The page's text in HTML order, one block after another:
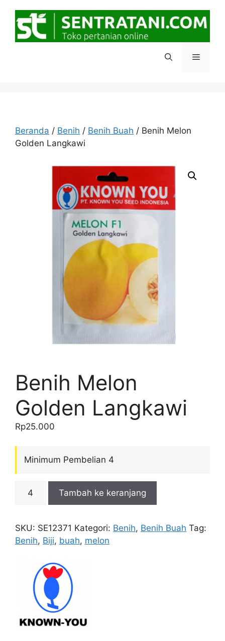
Menu
Beranda / Benih / Benih Buah / Benih Melon
Golden Langkawi
Benih Melon
Golden Langkawi
Rp25.000
Minimum Pembelian 4
Benih
Golden
Langkawi
Tambah ke keranjang
SKU: SE12371 Kategori: Benih, Benih Buah Tag:
Benih, Biji, buah, melon